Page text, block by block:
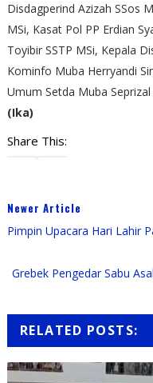
Disdagperind Azizah SSos
MSi, Kasat Pol PP Erdian
Toyibir SSTP MSi, Kepala
Kominfo Muba Herryandi
Umum Setda Muba
(Ika)
Share This:
Newer Article
Pimpin Upacara Hari Lahir
Grebek Pengedar Sabu
RELATED POSTS: